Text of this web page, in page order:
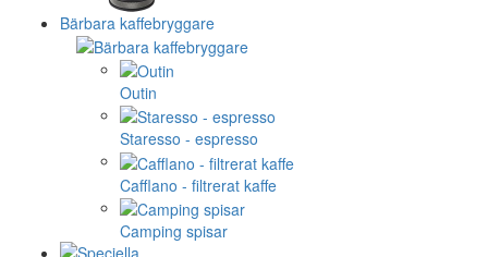
Bärbara kaffebryggare
Outin
Staresso - espresso
Cafflano - filtrerat kaffe
Camping spisar